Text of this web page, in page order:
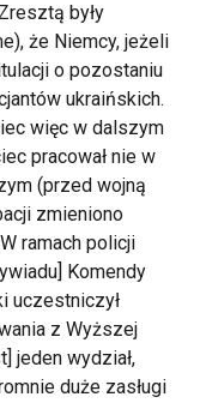
były
że Niemcy, jeżeli
o pozostaniu
ukraińskich.
więc w dalszym
pracował nie w
(przed wojną
zmieniono
ramach policji
Komendy
uczestniczył
z Wyższej
jeden wydział,
duże zasługi